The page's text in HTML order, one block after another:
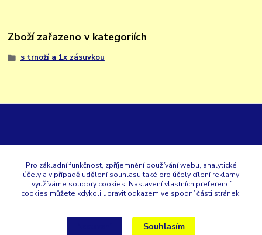
Zboží zařazeno v kategoriích
s trnoží a 1x zásuvkou
+420 353 567 257
Pro základní funkčnost, zpříjemnění používání webu, analytické
účely a v případě udělení souhlasu také pro účely cílení reklamy
využíváme soubory cookies. Nastavení vlastních preferencí
cookies můžete kdykoli upravit odkazem ve spodní části stránek.
Souhlasím